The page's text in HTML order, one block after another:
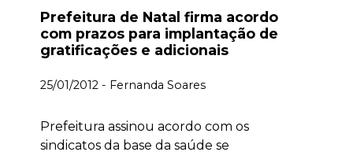
Prefeitura de Natal firma acordo
com prazos para implantação de
gratificações e adicionais
25/01/2012 - Fernanda Soares
Prefeitura assinou acordo com os
sindicatos da base da saúde se